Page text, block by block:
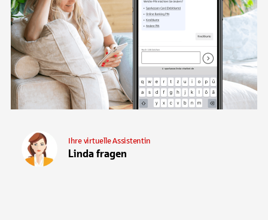
Linda fragen
Ihre virtuelle Assistentin